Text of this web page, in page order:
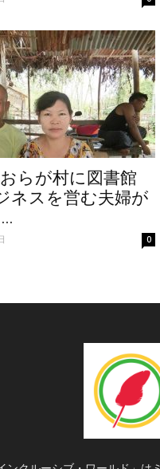
らが村に図書館
ネスを営む夫婦が
0